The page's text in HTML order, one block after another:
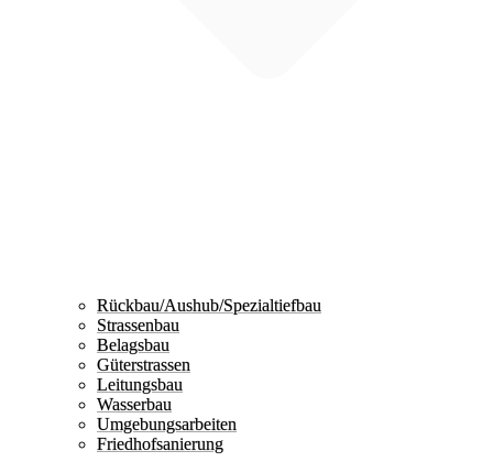
Rückbau/Aushub/Spezialtiefbau
Strassenbau
Belagsbau
Güterstrassen
Leitungsbau
Wasserbau
Umgebungsarbeiten
Friedhofsanierung